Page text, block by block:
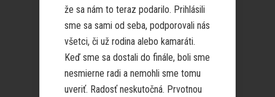
že sa nám to teraz podarilo. Prihlásili
sme sa sami od seba, podporovali nás
všetci, či už rodina alebo kamaráti.
Keď sme sa dostali do finále, boli sme
nesmierne radi a nemohli sme tomu
uveriť. Radosť neskutočná. Prvotnou